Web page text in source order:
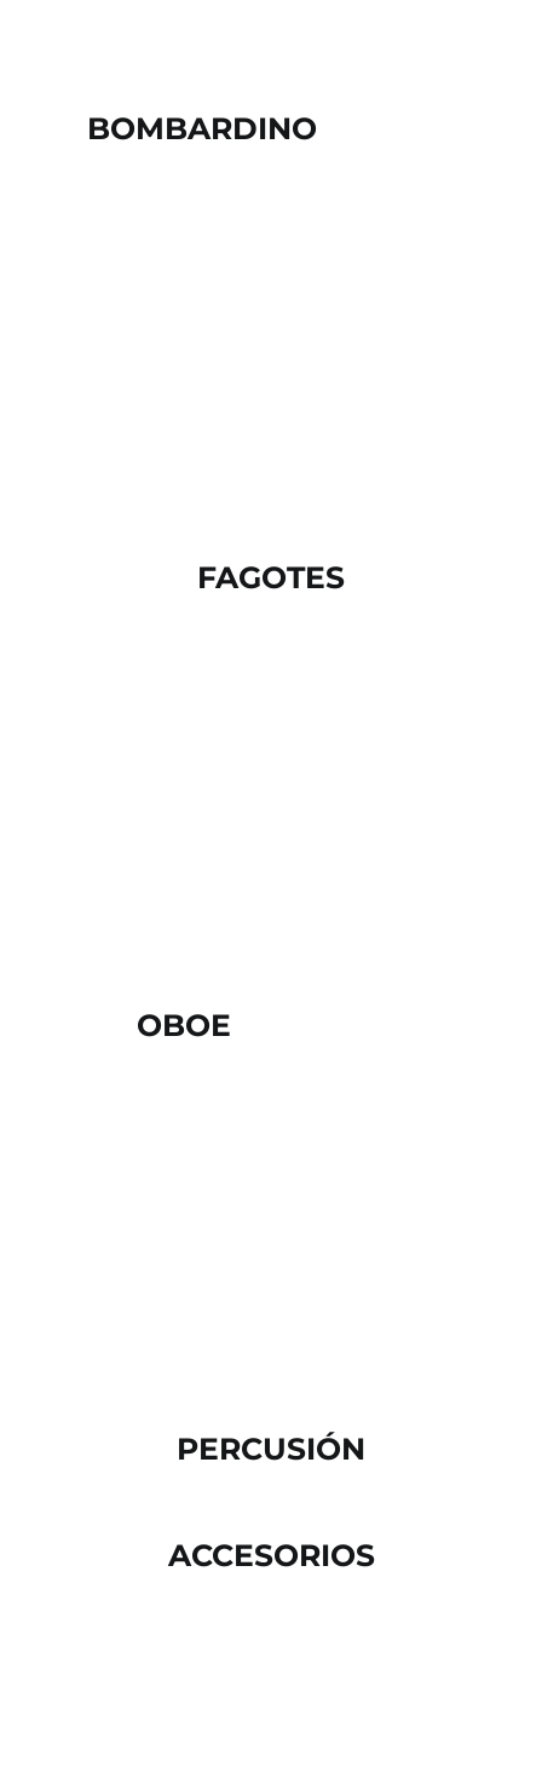
BOMBARDINO
FAGOTES
OBOE
PERCUSIÓN
ACCESORIOS